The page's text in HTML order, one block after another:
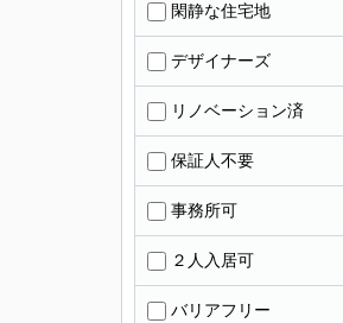
閑静な住宅地
デザイナーズ
リノベーション済
保証人不要
事務所可
２人入居可
バリアフリー